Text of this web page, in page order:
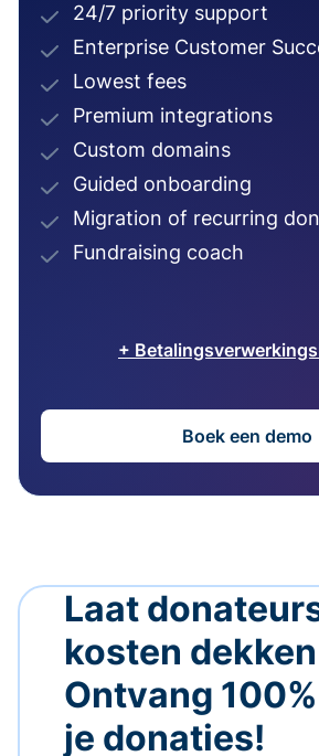
24/7 priority support
Enterprise Customer
Lowest fees
Premium integrations
Custom domains
Guided onboarding
Migration of recurring
Fundraising coach
+
Boek een demo
Laat
kosten dekken
Ontvang
je donaties!